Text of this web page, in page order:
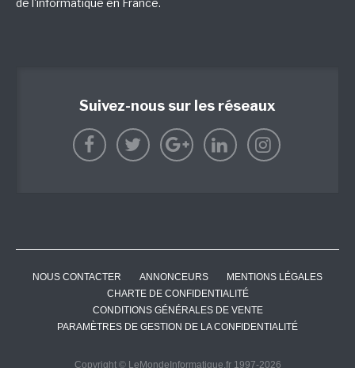
Suivez-nous sur les réseaux
NOUS CONTACTER ANNONCEURS
MENTIONS LÉGALES
CHARTE DE CONFIDENTIALITÉ
CONDITIONS GÉNÉRALES DE VENTE
PARAMÈTRES DE GESTION DE LA CONFIDENTIALITÉ
Copyright © LeMondeInformatique.fr 1997-2026